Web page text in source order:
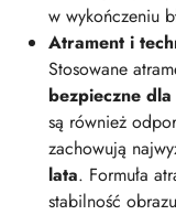
w wykończeniu
Atrament i
Stosowane
bezpieczne
są również
zachowują
lata. Formuła
stabilność